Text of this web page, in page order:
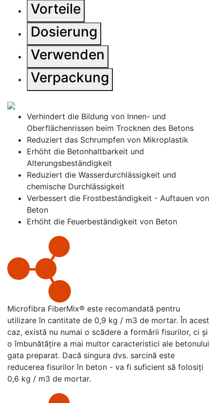
Vorteile
Dosierung
Verwenden
Verpackung
Verhindert die Bildung von Innen- und
Oberflächenrissen beim Trocknen des Betons
Reduziert das Schrumpfen von Mikroplastik
Erhöht die Betonhaltbarkeit und
Alterungsbeständigkeit
Reduziert die Wasserdurchlässigkeit und
chemische Durchlässigkeit
Verbessert die Frostbeständigkeit - Auftauen von
Beton
Erhöht die Feuerbeständigkeit von Beton
Microfibra FiberMix® este recomandată pentru
utilizare în cantitate de 0,9 kg / m3 de mortar. În acest
caz, există nu numai o scădere a formării fisurilor, ci și
o îmbunătățire a mai multor caracteristici ale betonului
gata preparat. Dacă singura dvs. sarcină este
reducerea fisurilor în beton - va fi suficient să folosiți
0,6 kg / m3 de mortar.